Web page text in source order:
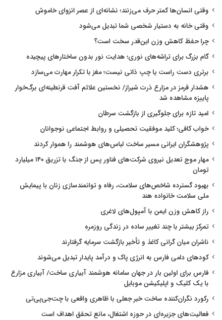
وقتی انسان‌ها کمتر حرف می‌زنند؛ نشانه‌ای از عصر انزوای خاموش
وقتی خانه به دستیار شخصی شما تبدیل می‌شود
چرا حفظ کاهش وزن این‌قدر سخت است؟
گام بزرگ برای تراشه‌های نوری؛ هدایت نور بدون ساختارهای پیچیده
برتری دست راست یا چپ ذاتی نیست؛ مغز با تکرار مهارت می‌سازد
هشدار قرمز در مزارع ذرت شیراز/ نخستین علائم آفت قرنطینه‌ای برگ‌خوار
پاییزه مشاهده شد
امید تازه برای جلوگیری از بازگشت سرطان
خواب کافی؛ کلید موفقیت تحصیلی و روابط اجتماعی نوجوانان
پژوهشگران ایرانی مسیر ساخت لباس‌های هوشمند را هموار کردند
مهار موج تعدیل نیروی شرکت‌های فناور پس از جنگ با تزریق ۱۴۰ میلیارد
تومان
بهبود گسترده شاخص‌های سلامت، رفاه و توانمندسازی زنان با پیمایش
ملی سلامت خانواده هند
راز کاهش وزن ایمن با آمپول‌های لاغری
تمرکز بیشتر با چند تغییر ساده در زندگی روزمره
ناشران میان گرانی کاغذ و تأخیر بازگشت سرمایه گرفتارند
کودهای دامی فارس به انرژی پاک و درآمد پایدار تبدیل می‌شوند
فارس برای اولین بار در جهان سامانه هوشمند آبیاری ساخت/ آبیاری مزارع
با یک کلیک و اپلیکیشن موبایل
رکورد نگران‌کننده ساخت خبر جعلی با ظاهری واقعی با چت‌جی‌پی‌تی
فعالیت‌های جزیره‌ای در حوزه اشتغال، مانع تحقق اهداف است